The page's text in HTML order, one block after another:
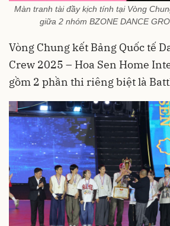
Màn tranh tài đầy kịch tính tại Vòng
giữa 2 nhóm BZONE DANCE
Vòng Chung kết Bảng Quốc tế
Crew 2025 – Hoa Sen Home
gồm 2 phần thi riêng biệt là